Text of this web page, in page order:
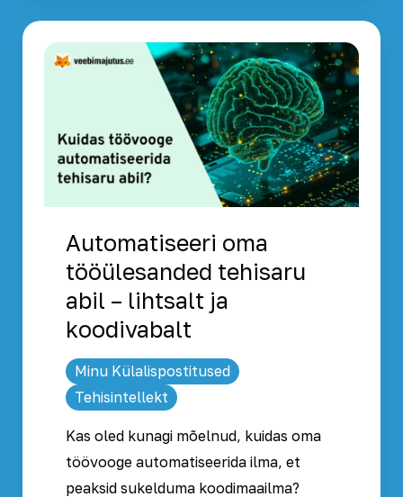
Automatiseeri oma
tööülesanded tehisaru
abil – lihtsalt ja
koodivabalt
Minu Külalispostitused
Tehisintellekt
Kas oled kunagi mõelnud, kuidas oma
töövooge automatiseerida ilma, et
peaksid sukelduma koodimaailma?